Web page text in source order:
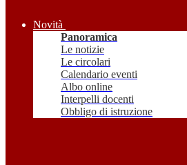
Novità
Panoramica
Le notizie
Le circolari
Calendario eventi
Albo online
Interpelli docenti
Obbligo di istruzione